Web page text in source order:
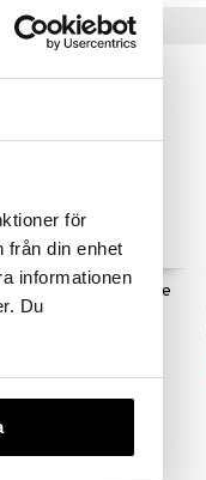
för
från din enhet
informationen
Du
Vinkkejä sinulle
Ekulf Fuktisar Liquorice